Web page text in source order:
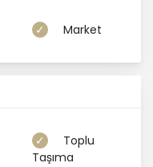
Market
Toplu
Taşıma